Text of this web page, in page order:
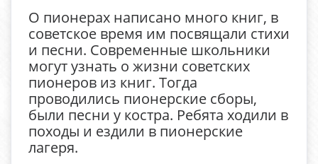
О пионерах написано много книг, в
советское время им посвящали стихи
и песни. Современные школьники
могут узнать о жизни советских
пионеров из книг. Тогда
проводились пионерские сборы,
были песни у костра. Ребята ходили в
походы и ездили в пионерские
лагеря.